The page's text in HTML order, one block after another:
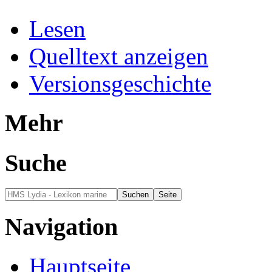
Lesen
Quelltext anzeigen
Versionsgeschichte
Mehr
Suche
Navigation
Hauptseite